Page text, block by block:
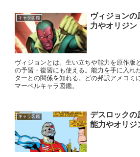
キャラ図鑑
ヴィジョンの
力やオリジン
ヴィジョンとは。生い立ちや能力を原作版
の予習・復習にも使える。能力を手に入れ
ターとの関係を知れる。どの邦訳アメコミ
マーベルキャラ図鑑。
キャラ図鑑
デスロックの
能力やオリジ